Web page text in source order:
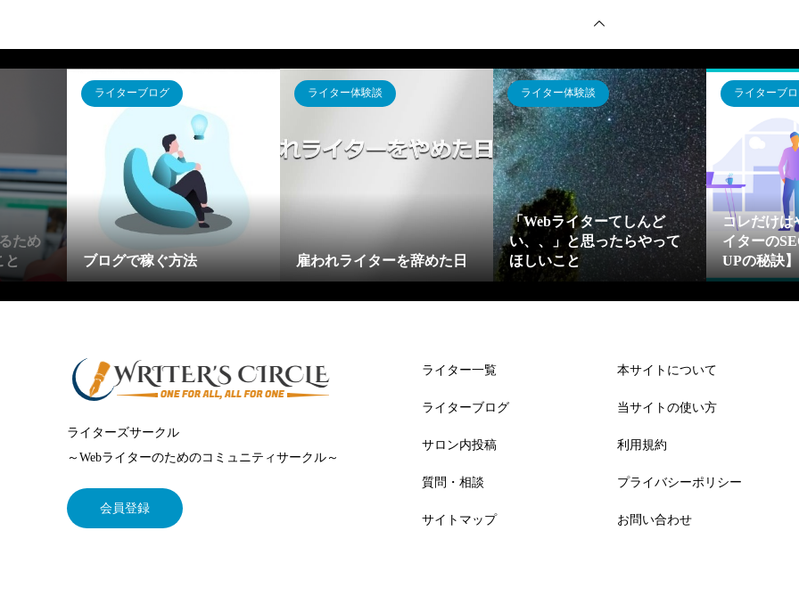
ため
と
ライターブログ
ブログで稼ぐ方法
ライター体験談
雇われライターを辞めた日
ライター体験談
「Webライターてしんど
い、、」と思ったらやって
ほしいこと
ライターブ
コレだけは
イターの
UPの秘訣】
ライターズサークル
～Webライターのためのコミュニティサークル～
会員登録
ライター一覧
ライターブログ
サロン内投稿
質問・相談
サイトマップ
本サイトについて
当サイトの使い方
利用規約
プライバシーポリシー
お問い合わせ